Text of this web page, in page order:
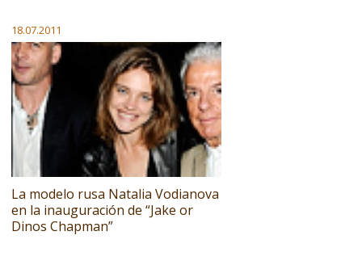
18.07.2011
La modelo rusa Natalia Vodianova
en la inauguración de “Jake or
Dinos Chapman”